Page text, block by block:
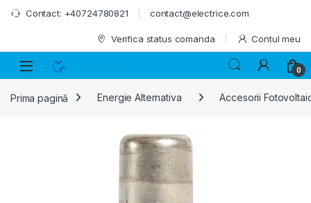
Skip to navigation
Skip to content
Contact: +40724780821 contact@electrice.com
Verifica status comanda Contul meu
0
Prima pagină Energie Alternativa Accesorii